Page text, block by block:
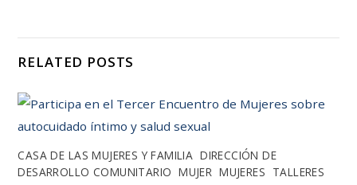
RELATED POSTS
CASA DE LAS MUJERES Y FAMILIA ,DIRECCIÓN DE
DESARROLLO COMUNITARIO ,MUJER ,MUJERES TALLERES